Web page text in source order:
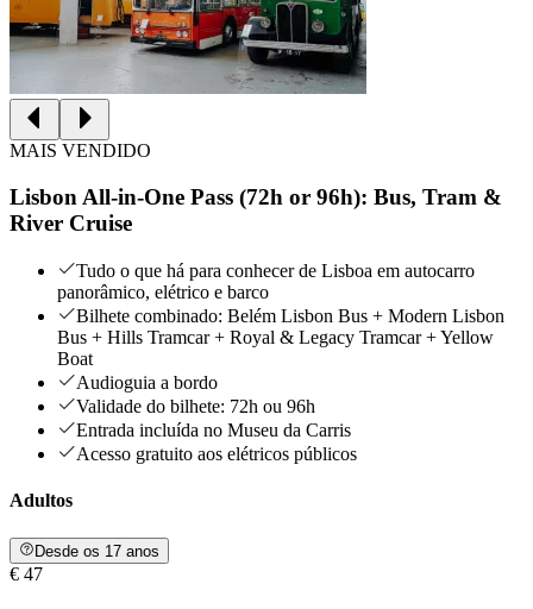
MAIS VENDIDO
Lisbon All-in-One Pass (72h or 96h): Bus, Tram &
River Cruise
Tudo o que há para conhecer de Lisboa em autocarro
panorâmico, elétrico e barco
Bilhete combinado: Belém Lisbon Bus + Modern Lisbon
Bus + Hills Tramcar + Royal & Legacy Tramcar + Yellow
Boat
Audioguia a bordo
Validade do bilhete: 72h ou 96h
Entrada incluída no Museu da Carris
Acesso gratuito aos elétricos públicos
Adultos
Desde os 17 anos
€ 47